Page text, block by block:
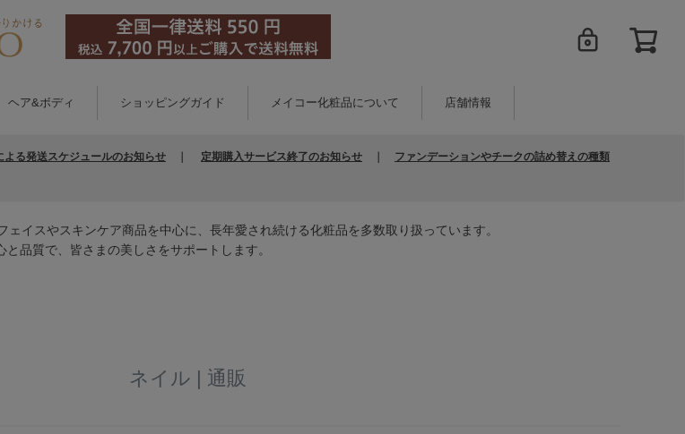
ヘア&ボディ ショッピングガイド メイコー化粧品について 店舗情報
よる発送スケジュールのお知らせ 定期購入サービス終了のお知らせ
ファンデーションやチークの詰め替えの種類
イスやスキンケア商品を中心に、長年愛され続ける化粧品を多数取り扱っています。
と品質で、皆さまの美しさをサポートします。
ネイル | 通販